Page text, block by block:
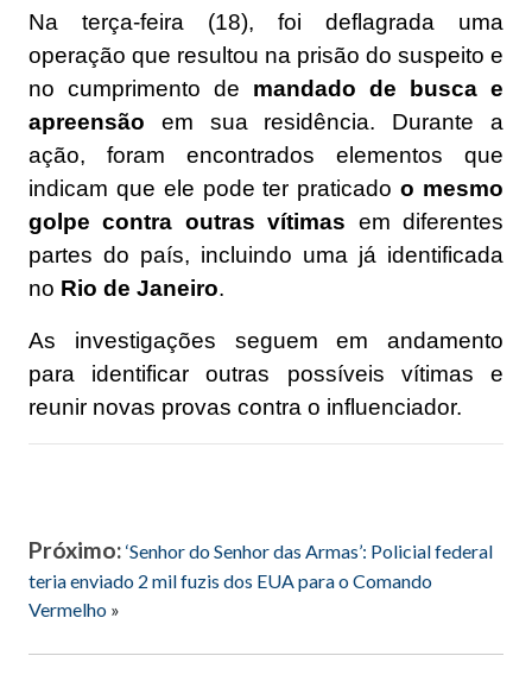
Na terça-feira (18), foi deflagrada uma
operação que resultou na prisão do suspeito e
no cumprimento de mandado de busca e
apreensão em sua residência. Durante a
ação, foram encontrados elementos que
indicam que ele pode ter praticadoo mesmo
golpe contra outras vítimas em diferentes
partes do país, incluindo uma já identificada
no Rio de Janeiro.
As investigações seguem em andamento
para identificar outras possíveis vítimas e
reunir novas provas contra o influenciador.
Próximo: ‘Senhor do Senhor das Armas’: Policial federal
teria enviado 2 mil fuzis dos EUA para o Comando
Vermelho »